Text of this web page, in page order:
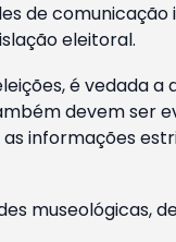
de
eleitoral.
é vedada
devem ser
informações
museológicas,